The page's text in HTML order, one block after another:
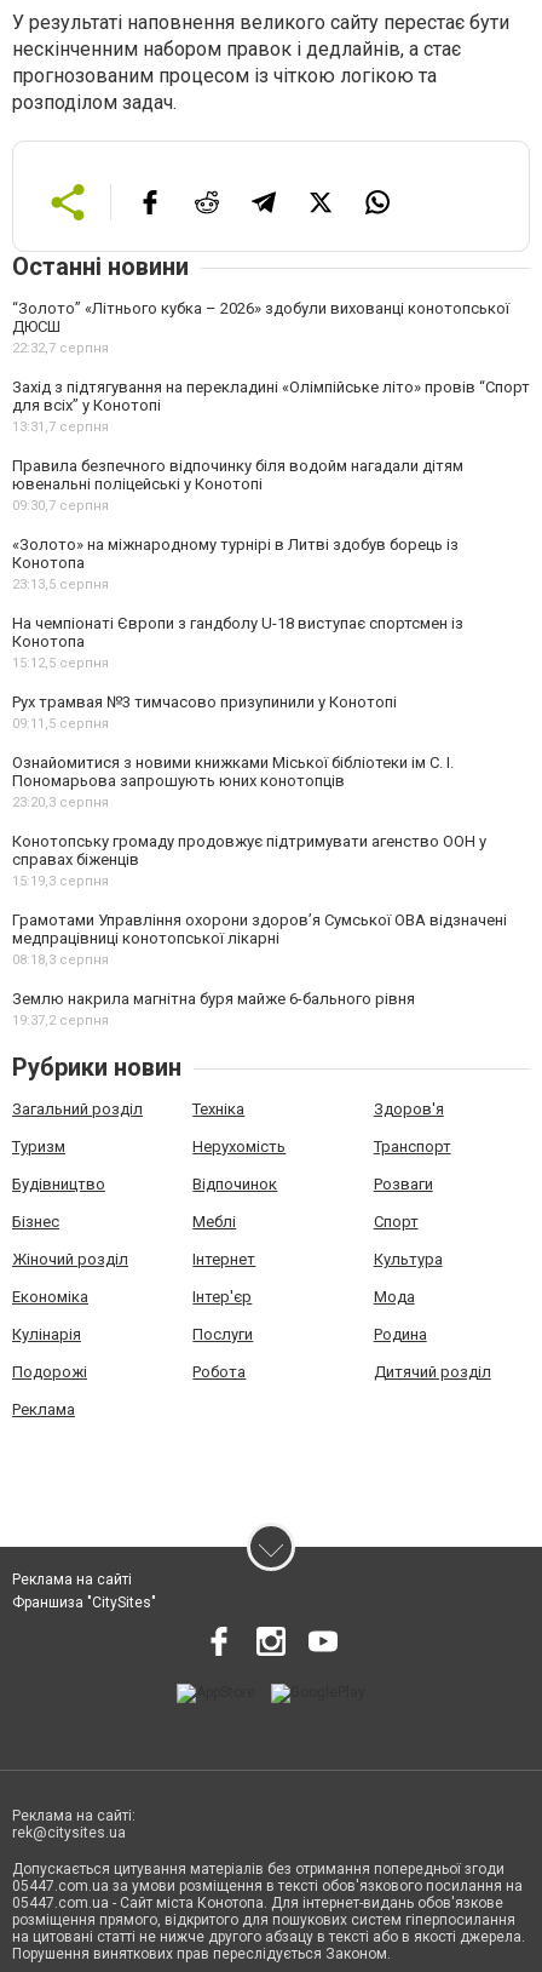
У результаті наповнення великого сайту перестає бути
нескінченним набором правок і дедлайнів, а стає
прогнозованим процесом із чіткою логікою та
розподілом задач.
Останні новини
“Золото” «Літнього кубка – 2026» здобули вихованці конотопської
ДЮСШ
22:32,7 серпня
Захід з підтягування на перекладині «Олімпійське літо» провів “Спорт
для всіх” у Конотопі
13:31,7 серпня
Правила безпечного відпочинку біля водойм нагадали дітям
ювенальні поліцейські у Конотопі
09:30,7 серпня
«Золото» на міжнародному турнірі в Литві здобув борець із
Конотопа
23:13,5 серпня
На чемпіонаті Європи з гандболу U-18 виступає спортсмен із
Конотопа
15:12,5 серпня
Рух трамвая №3 тимчасово призупинили у Конотопі
09:11,5 серпня
Ознайомитися з новими книжками Міської бібліотеки ім С. І.
Пономарьова запрошують юних конотопців
23:20,3 серпня
Конотопську громаду продовжує підтримувати агенство ООН у
справах біженців
15:19,3 серпня
Грамотами Управління охорони здоров’я Сумської ОВА відзначені
медпрацівниці конотопської лікарні
08:18,3 серпня
Землю накрила магнітна буря майже 6-бального рівня
19:37,2 серпня
Рубрики новин
Загальний розділ Техніка Здоров'я
Туризм Нерухомість Транспорт
Будівництво Відпочинок Розваги
Бізнес Меблі Спорт
Жіночий розділ Інтернет Культура
Економіка Інтер'єр Мода
Кулінарія Послуги Родина
Подорожі Робота Дитячий розділ
Реклама
Реклама на сайті
Франшиза "CitySites"
Реклама на сайті:
rek@citysites.ua
Допускається цитування матеріалів без отримання попередньої згоди
05447.com.ua за умови розміщення в тексті обов'язкового посилання на
05447.com.ua - Сайт міста Конотопа. Для інтернет-видань обов'язкове
розміщення прямого, відкритого для пошукових систем гіперпосилання
на цитовані статті не нижче другого абзацу в тексті або в якості джерела.
Порушення виняткових прав переслідується Законом.